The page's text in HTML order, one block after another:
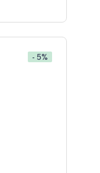
- 5%